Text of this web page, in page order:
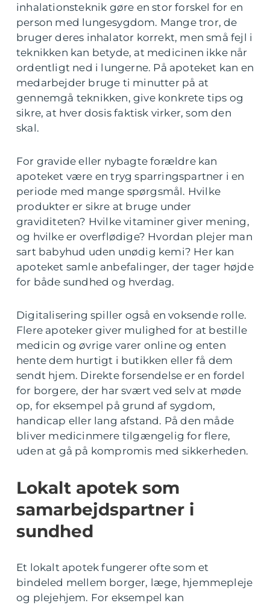
inhalationsteknik gøre en stor forskel for en
person med lungesygdom. Mange tror, de
bruger deres inhalator korrekt, men små fejl i
teknikken kan betyde, at medicinen ikke når
ordentligt ned i lungerne. På apoteket kan en
medarbejder bruge ti minutter på at
gennemgå teknikken, give konkrete tips og
sikre, at hver dosis faktisk virker, som den
skal.
For gravide eller nybagte forældre kan
apoteket være en tryg sparringspartner i en
periode med mange spørgsmål. Hvilke
produkter er sikre at bruge under
graviditeten? Hvilke vitaminer giver mening,
og hvilke er overflødige? Hvordan plejer man
sart babyhud uden unødig kemi? Her kan
apoteket samle anbefalinger, der tager højde
for både sundhed og hverdag.
Digitalisering spiller også en voksende rolle.
Flere apoteker giver mulighed for at bestille
medicin og øvrige varer online og enten
hente dem hurtigt i butikken eller få dem
sendt hjem. Direkte forsendelse er en fordel
for borgere, der har svært ved selv at møde
op, for eksempel på grund af sygdom,
handicap eller lang afstand. På den måde
bliver medicinmere tilgængelig for flere,
uden at gå på kompromis med sikkerheden.
Lokalt apotek som
samarbejdspartner i
sundhed
Et lokalt apotek fungerer ofte som et
bindeled mellem borger, læge, hjemmepleje
og plejehjem. For eksempel kan